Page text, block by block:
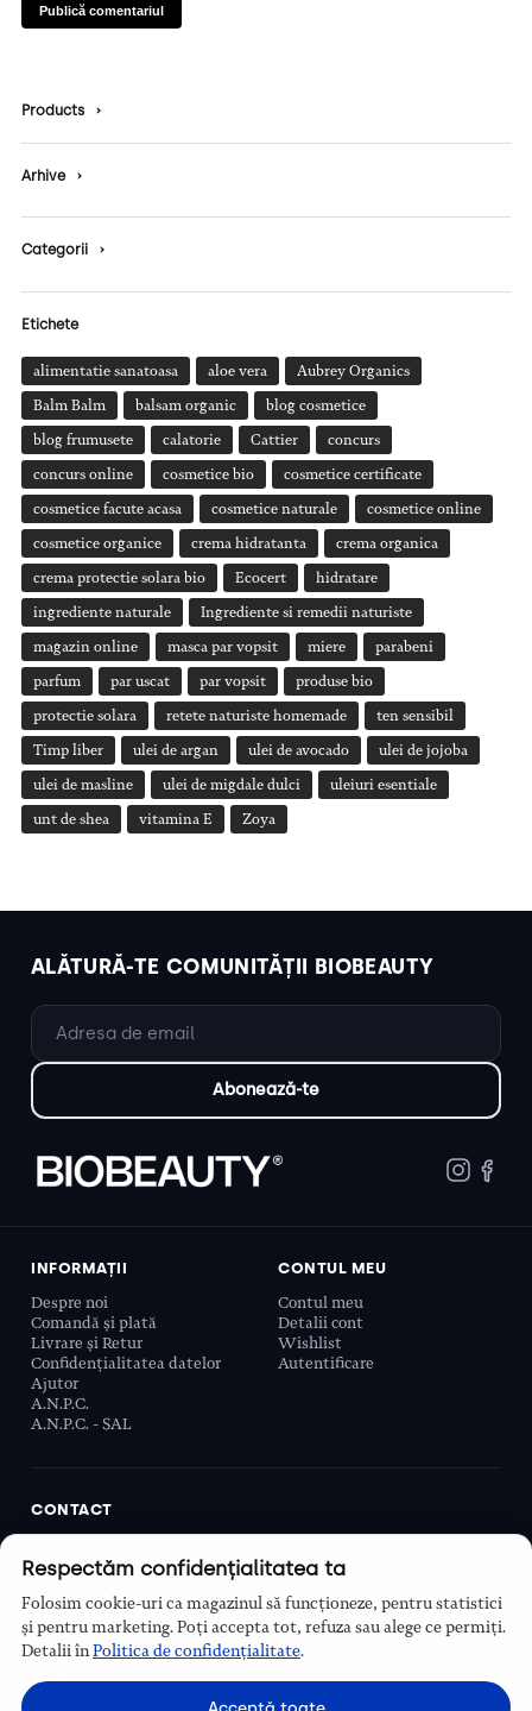
Products ›
Arhive ›
Categorii ›
Etichete
alimentatie sanatoasa aloe vera Aubrey Organics
Balm Balm balsam organic blog cosmetice
blog frumusete calatorie Cattier concurs
concurs online cosmetice bio cosmetice certificate
cosmetice facute acasa cosmetice naturale cosmetice online
cosmetice organice crema hidratanta crema organica
crema protectie solara bio Ecocert hidratare
ingrediente naturale Ingrediente si remedii naturiste
magazin online masca par vopsit miere parabeni
parfum par uscat par vopsit produse bio
protectie solara retete naturiste homemade ten sensibil
Timp liber ulei de argan ulei de avocado ulei de jojoba
ulei de masline ulei de migdale dulci uleiuri esentiale
unt de shea vitamina E Zoya
ALĂTURĂ-TE COMUNITĂȚII BIOBEAUTY
INFORMAȚII
Despre noi
Comandă și plată
Livrare și Retur
Confidențialitatea datelor
Ajutor
A.N.P.C.
A.N.P.C. - SAL
CONTUL MEU
Contul meu
Detalii cont
Wishlist
Autentificare
CONTACT
Sector 6, București, România
Program
Luni–Vineri, 9:00 – 16:00
Respectăm confidențialitatea ta
Folosim cookie-uri ca magazinul să funcționeze, pentru statistici
și pentru marketing. Poți accepta tot, refuza sau alege ce permiți.
Detalii înPolitica de confidențialitate.
Acceptă toate